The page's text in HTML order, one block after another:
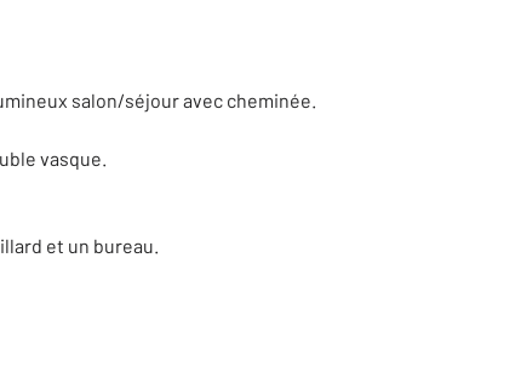
salon/séjour avec cheminée.
vasque.
et un bureau.